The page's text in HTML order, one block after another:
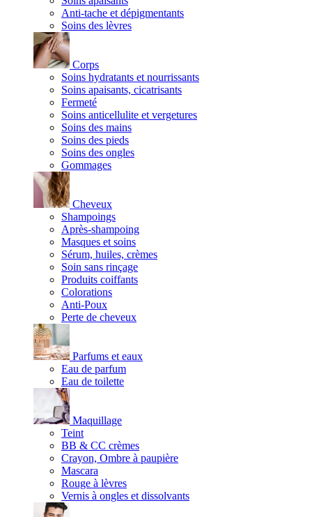
Anti-tache et dépigmentants
Soins des lèvres
Corps
Soins hydratants et nourrissants
Soins apaisants, cicatrisants
Fermeté
Soins anticellulite et vergetures
Soins des mains
Soins des pieds
Soins des ongles
Gommages
Cheveux
Shampoings
Après-shampoing
Masques et soins
Sérum, huiles, crèmes
Soin sans rinçage
Produits coiffants
Colorations
Anti-Poux
Perte de cheveux
Parfums et eaux
Eau de parfum
Eau de toilette
Maquillage
Teint
BB & CC crèmes
Crayon, Ombre à paupière
Mascara
Rouge à lèvres
Vernis à ongles et dissolvants